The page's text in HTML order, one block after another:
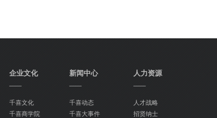
新闻中心
——
千喜动态
千喜大事件
人力资源
——
人才战略
招贤纳士
企业文化
——
千喜文化
千喜商学院